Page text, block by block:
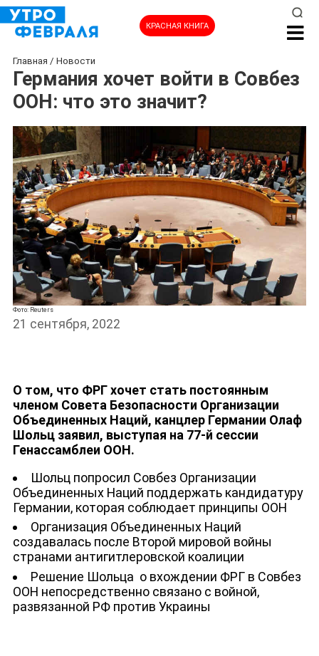
КРАСНАЯ КНИГА
Главная / Новости
Германия хочет войти в Совбез
ООН: что это значит?
Фото: Reuters
21 сентября, 2022
О том, что ФРГ хочет стать постоянным
членом Совета Безопасности Организации
Объединенных Наций, канцлер Германии Олаф
Шольц заявил, выступая на 77-й сессии
Генассамблеи ООН.
Шольц попросил Совбез Организации
Объединенных Наций поддержать кандидатуру
Германии, которая соблюдает принципы ООН
Организация Объединенных Наций
создавалась после Второй мировой войны
странами антигитлеровской коалиции
Решение Шольца о вхождении ФРГ в Совбез
ООН непосредственно связано с войной,
развязанной РФ против Украины